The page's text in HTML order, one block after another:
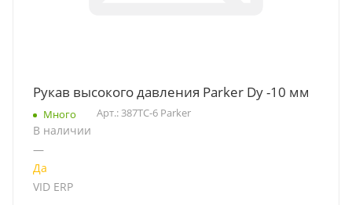
Рукав высокого давления Parker Dу -10 мм
Много Арт.: 387TC-6 Parker
В наличии
—
Да
VID ERP